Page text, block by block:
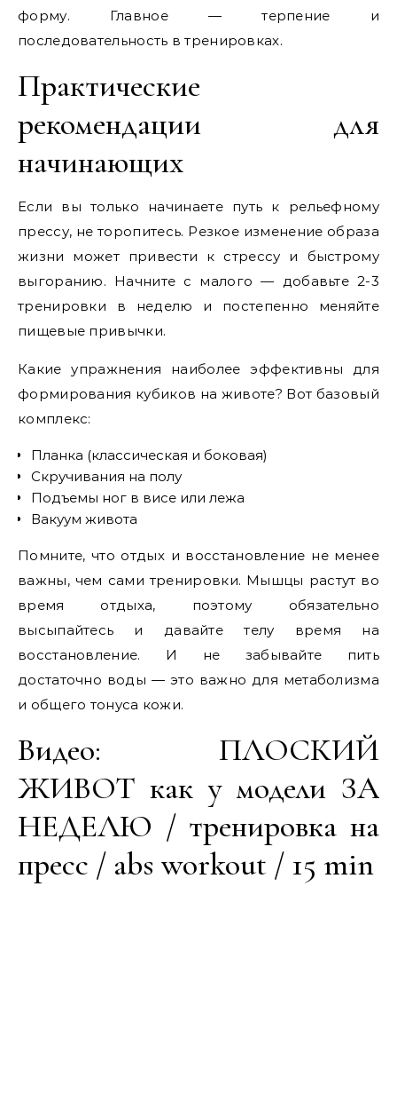
форму. Главное — терпение и
последовательность в тренировках.
Практические
рекомендации для
начинающих
Если вы только начинаете путь к рельефному
прессу, не торопитесь. Резкое изменение образа
жизни может привести к стрессу и быстрому
выгоранию. Начните с малого — добавьте 2-3
тренировки в неделю и постепенно меняйте
пищевые привычки.
Какие упражнения наиболее эффективны для
формирования кубиков на животе? Вот базовый
комплекс:
Планка (классическая и боковая)
Скручивания на полу
Подъемы ног в висе или лежа
Вакуум живота
Помните, что отдых и восстановление не менее
важны, чем сами тренировки. Мышцы растут во
время отдыха, поэтому обязательно
высыпайтесь и давайте телу время на
восстановление. И не забывайте пить
достаточно воды — это важно для метаболизма
и общего тонуса кожи.
Видео: ПЛОСКИЙ
ЖИВОТ как у модели ЗА
НЕДЕЛЮ / тренировка на
пресс / abs workout / 15 min